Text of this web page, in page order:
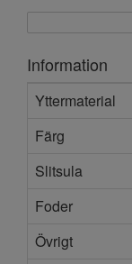
Information
Yttermaterial
Färg
Slitsula
Foder
Övrigt